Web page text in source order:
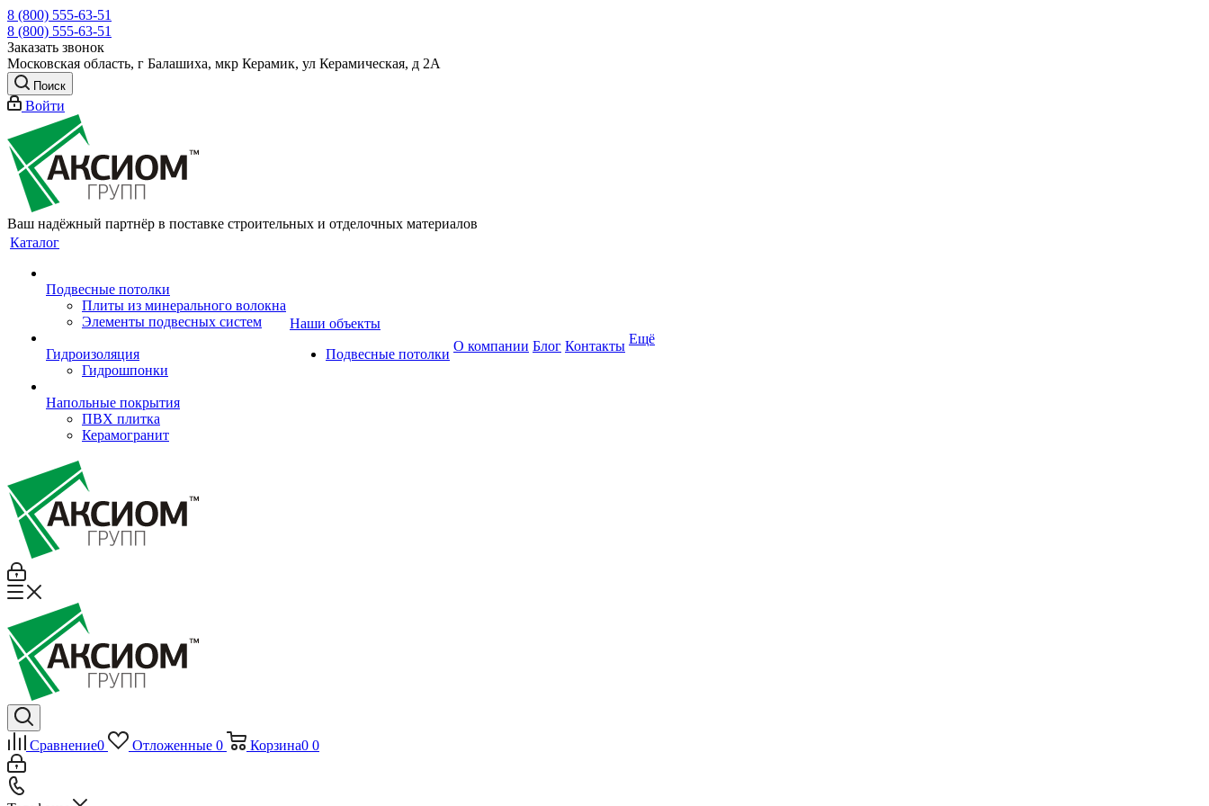
8 (800) 555-63-51
8 (800) 555-63-51
Заказать звонок
Московская область, г Балашиха, мкр Керамик, ул Керамическая, д 2А
Поиск
Войти
Ваш надёжный партнёр в поставке строительных и отделочных материалов
Каталог
Подвесные потолки
Плиты из минерального волокна
Элементы подвесных систем
Гидроизоляция
Гидрошпонки
Напольные покрытия
ПВХ плитка
Керамогранит
Наши объекты
Подвесные потолки
О компании Блог Контакты Ещё
Сравнение0 Отложенные 0 Корзина0 0